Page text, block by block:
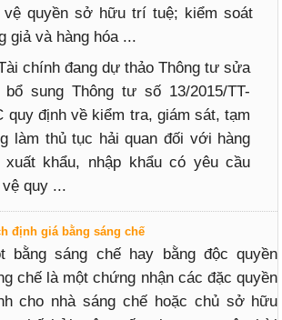
vệ quyền sở hữu trí tuệ; kiểm soát
giả và hàng hóa ...
chính đang dự thảo Thông tư sửa
bổ sung Thông tư số 13/2015/TT-
quy định về kiểm tra, giám sát, tạm
làm thủ tục hải quan đối với hàng
xuất khẩu, nhập khẩu có yêu cầu
vệ quy ...
định giá bằng sáng chế
bằng sáng chế hay bằng độc quyền
chế là một chứng nhận các đặc quyền
cho nhà sáng chế hoặc chủ sở hữu